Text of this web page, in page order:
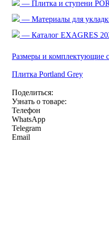
— Плитка и ступени
— Материалы для
— Каталог EXAGRES
Размеры и комплектующие
Плитка Portland Grey
Поделиться:
Узнать о товаре:
Телефон
WhatsApp
Telegram
Email